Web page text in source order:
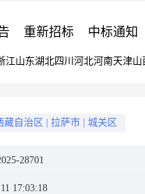
重新招标 中标通知
江山东湖北四川 河北河南天津山
藏自治区 拉萨市 城关区
28701
17:03:18